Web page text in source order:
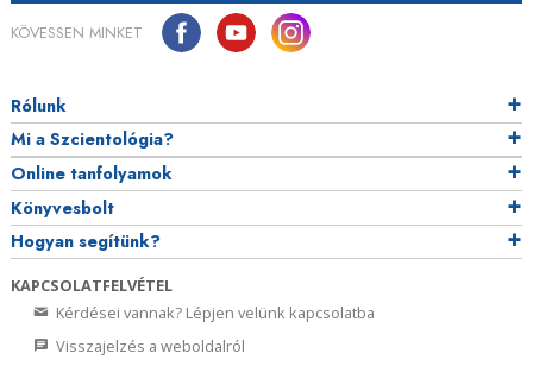
KÖVESSEN MINKET
Rólunk
Mi a Szcientológia?
Online tanfolyamok
Könyvesbolt
Hogyan segítünk?
KAPCSOLATFELVÉTEL
Kérdései vannak? Lépjen velünk kapcsolatba
Visszajelzés a weboldalról